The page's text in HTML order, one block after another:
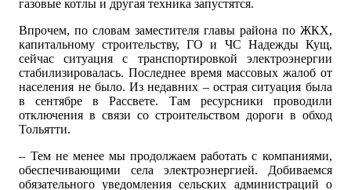
газовые котлы и другая техника запустятся.
Впрочем, по словам заместителя главы района по ЖКХ,
капитальному строительству, ГО и ЧС Надежды Кущ,
сейчас ситуация с транспортировкой электроэнергии
стабилизировалась. Последнее время массовых жалоб от
населения не было. Из недавних – острая ситуация была
в сентябре в Рассвете. Там ресурсники проводили
отключения в связи со строительством дороги в обход
Тольятти.
– Тем не менее мы продолжаем работать с компаниями,
обеспечивающими села электроэнергией. Добиваемся
обязательного уведомления сельских администраций о